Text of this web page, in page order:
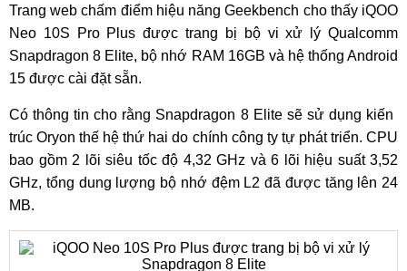
Trang web chấm điểm hiệu năng Geekbench cho thấy iQOO
Neo 10S Pro Plus được trang bị bộ vi xử lý Qualcomm
Snapdragon 8 Elite, bộ nhớ RAM 16GB và hệ thống Android
15 được cài đặt sẵn.
Có thông tin cho rằng Snapdragon 8 Elite sẽ sử dụng kiến ​​
trúc Oryon thế hệ thứ hai do chính công ty tự phát triển. CPU
bao gồm 2 lõi siêu tốc độ 4,32 GHz và 6 lõi hiệu suất 3,52
GHz, tổng dung lượng bộ nhớ đệm L2 đã được tăng lên 24
MB.